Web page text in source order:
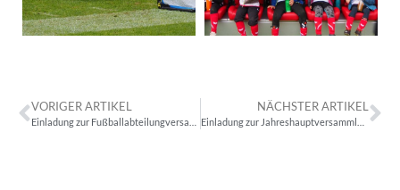
VORIGER ARTIKEL NÄCHSTER ARTIKEL